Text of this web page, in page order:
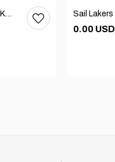
Sail Lakers - Siyah Deri Tokalı Kadın Sandalet 294-097
0.00 USD